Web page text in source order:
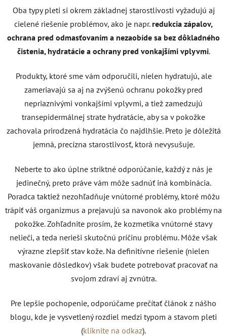
Oba typy pleti si okrem základnej starostlivosti vyžadujú aj
cielené riešenie problémov, ako je napr. redukcia zápalov,
ochrana pred odmasťovaním a nezaobíde sa bez dôkladného
čistenia, hydratácie a ochrany pred vonkajšími vplyvmi.
Produkty, ktoré sme vám odporučili, nielen hydratujú, ale
zameriavajú sa aj na zvýšenú ochranu pokožky pred
nepriaznivými vonkajšími vplyvmi, a tiež zamedzujú
transepidermálnej strate hydratácie, aby sa v pokožke
zachovala prirodzená hydratácia čo najdlhšie. Preto je dôležitá
jemná, precízna starostlivosť, ktorá nevysušuje.
Neberte to ako úplne striktné odporúčanie, každý z nás je
jedinečný, preto práve vám môže sadnúť iná kombinácia.
Poradca taktiež nezohľadňuje vnútorné problémy, ktoré môžu
trápiť váš organizmus a prejavujú sa navonok ako problémy na
pokožke. Zohľadnite prosím, že kozmetika vnútorné stavy
nelieči, a teda nerieši skutočnú príčinu problému. Môže však
výrazne zlepšiť stav kože. Na definitívne riešenie (nielen
maskovanie dôsledkov) však budete potrebovať pracovať na
svojom zdraví aj zvnútra.
Pre lepšie pochopenie, odporúčame prečítať článok z nášho
blogu, kde je vysvetlený rozdiel medzi typom a stavom pleti
(kliknite na odkaz).